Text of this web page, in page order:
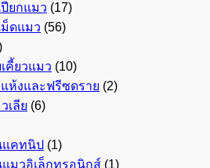
ปียกแมว (17)
ม็ดแมว (56)
คี้ยวแมว (10)
ห้งและฟรีซดราย (2)
เลีย (6)
แคทนิป (1)
แมวอิเล็กทรอนิกส์ (1)